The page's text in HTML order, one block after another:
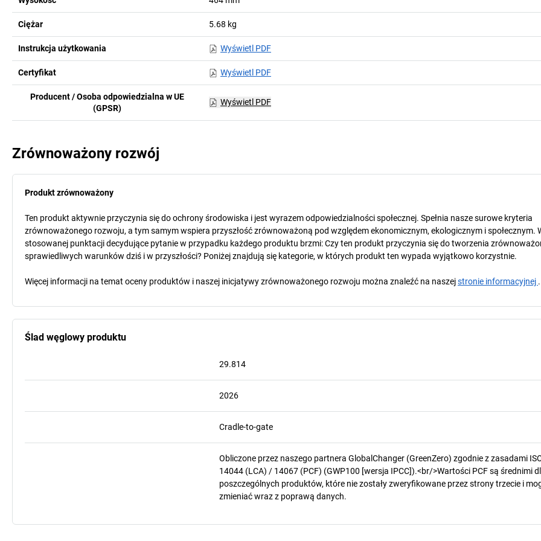
Ciężar 5.68 kg
Instrukcja użytkowania Wyświetl PDF
Certyfikat Wyświetl PDF
Producent / Osoba odpowiedzialna w UE
(GPSR)
Wyświetl PDF
Zrównoważony rozwój
Produkt zrównoważony
Ten produkt aktywnie przyczynia się do ochrony środowiska i jest wyrazem odpowiedzialności społecznej. Spełnia nasze surowe kryteria
zrównoważonego rozwoju, a tym samym wspiera przyszłość zrównoważoną pod względem ekonomicznym, ekologicznym i społecznym.
stosowanej punktacji decydujące pytanie w przypadku każdego produktu brzmi: Czy ten produkt przyczynia się do tworzenia
sprawiedliwych warunków dziś i w przyszłości? Poniżej znajdują się kategorie, w których produkt ten wypada wyjątkowo korzystnie.
Więcej informacji na temat oceny produktów i naszej inicjatywy zrównoważonego rozwoju można znaleźć na naszejstronie informacyjnej .
Ślad węglowy produktu
29.814
2026
Cradle-to-gate
Obliczone przez naszego partnera GlobalChanger (GreenZero) zgodnie z zasadami
14044 (LCA) / 14067 (PCF) (GWP100 [wersja IPCC]).<br/>Wartości PCF są średnimi
poszczególnych produktów, które nie zostały zweryfikowane przez strony trzecie i
zmieniać wraz z poprawą danych.